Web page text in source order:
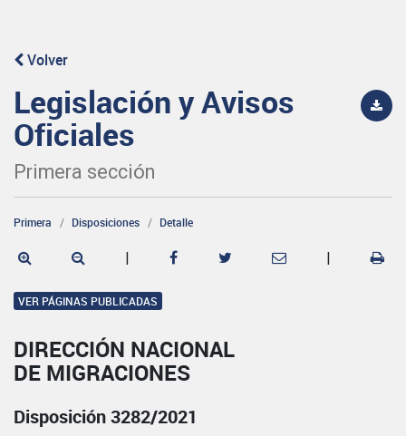
Volver
Legislación y Avisos
Oficiales
Primera sección
Primera Disposiciones Detalle
| |
VER PÁGINAS PUBLICADAS
DIRECCIÓN NACIONAL
DE MIGRACIONES
Disposición 3282/2021